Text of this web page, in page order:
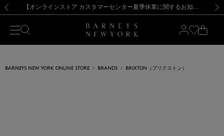
新規登録のお客様も対象！＜MY BARNEYS＞会員のお客様は11,000円（税込）以上のお買上げで常時送料無料！お買い物の際は会員登録を！
【夏季休業に伴う出荷一時停止のお知らせ】(2026.8.7) 【オンラインストア カスタマーセンター夏季休業に関するお知らせ】（2026.8.7）
【夏季休業に伴う返品・交換承り一時停止のお知らせ】（2026.8.5）
熊本県を中心とした地震の影響によるお荷物のお届けについて
【開催中】SUMMER SALEのご案内・ご注意事項 新規登録のお客様も対象！＜MY BARNEYS＞会員のお客様は11,000円（税込）以上のお買上げで常時送料無料！お買い物の際は会員登録を！
【夏季休業に伴う出荷一時停止のお知らせ】(2026.8.7)
BARNEYS NEW YORK ONLINE STORE BRANDS BRIXTON（ブリクストン）